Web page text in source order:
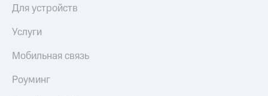
Для устройств
Услуги
Мобильная связь
Роуминг